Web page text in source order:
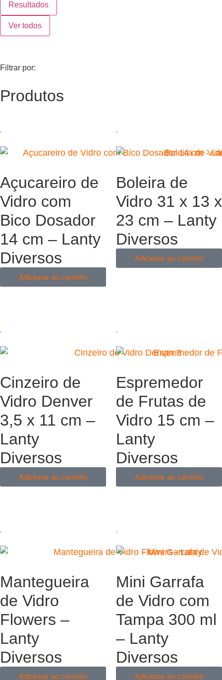
Resultados
Ver todos
Filtrar por:
Produtos
Açucareiro de
Vidro com
Bico Dosador
14 cm – Lanty
Diversos
Adicionar ao carrinho
Boleira de
Vidro 31 x 13 x
23 cm – Lanty
Diversos
Adicionar ao carrinho
Cinzeiro de
Vidro Denver
3,5 x 11 cm –
Lanty
Diversos
Adicionar ao carrinho
Espremedor
de Frutas de
Vidro 15 cm –
Lanty
Diversos
Adicionar ao carrinho
Mantegueira
de Vidro
Flowers –
Lanty
Diversos
Adicionar ao carrinho
Mini Garrafa
de Vidro com
Tampa 300 ml
– Lanty
Diversos
Adicionar ao carrinho